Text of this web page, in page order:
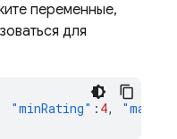
переменные,
для
"minRating" : 4,